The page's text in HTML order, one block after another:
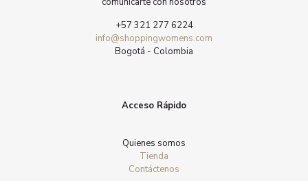
+57 321 277 6224
info@shoppingwomens.com
Bogotá - Colombia
Acceso Rápido
Quienes somos
Tienda
Contáctenos